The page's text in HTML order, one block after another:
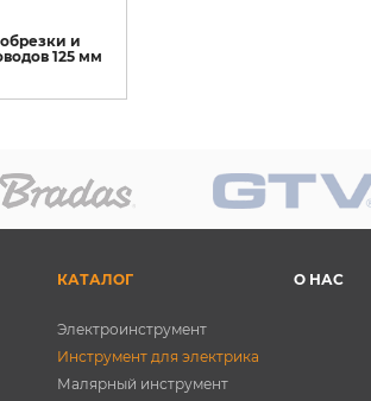
и
125 мм
КАТАЛОГ
Электроинструмент
Инструмент для электрика
Малярный инструмент
О НАС